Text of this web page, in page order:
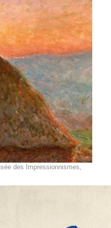
des Impressionnismes,